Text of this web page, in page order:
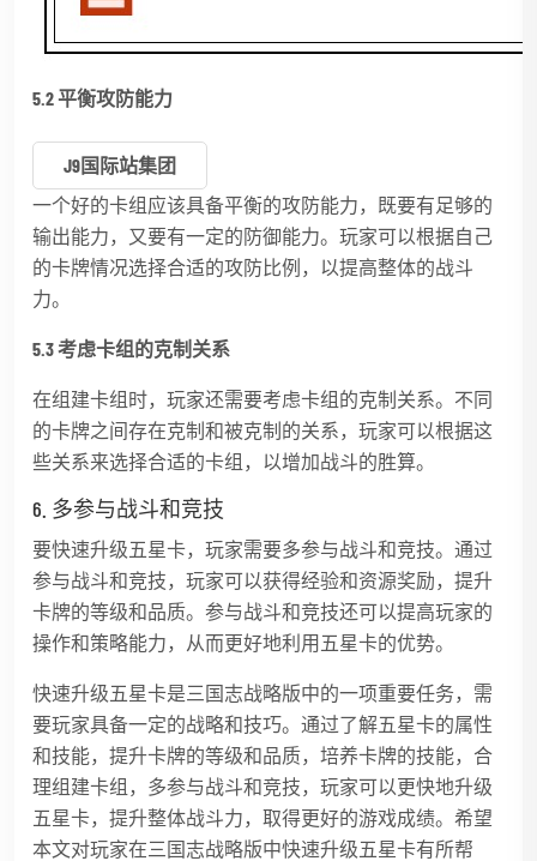
5.2 平衡攻防能力
J9国际站集团
一个好的卡组应该具备平衡的攻防能力，既要有足够的
输出能力，又要有一定的防御能力。玩家可以根据自己
的卡牌情况选择合适的攻防比例，以提高整体的战斗
力。
5.3 考虑卡组的克制关系
在组建卡组时，玩家还需要考虑卡组的克制关系。不同
的卡牌之间存在克制和被克制的关系，玩家可以根据这
些关系来选择合适的卡组，以增加战斗的胜算。
6. 多参与战斗和竞技
要快速升级五星卡，玩家需要多参与战斗和竞技。通过
参与战斗和竞技，玩家可以获得经验和资源奖励，提升
卡牌的等级和品质。参与战斗和竞技还可以提高玩家的
操作和策略能力，从而更好地利用五星卡的优势。
快速升级五星卡是三国志战略版中的一项重要任务，需
要玩家具备一定的战略和技巧。通过了解五星卡的属性
和技能，提升卡牌的等级和品质，培养卡牌的技能，合
理组建卡组，多参与战斗和竞技，玩家可以更快地升级
五星卡，提升整体战斗力，取得更好的游戏成绩。希望
本文对玩家在三国志战略版中快速升级五星卡有所帮